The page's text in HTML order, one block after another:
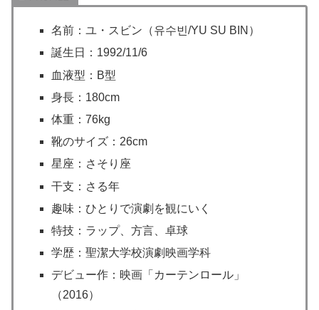
名前：ユ・スビン（유수빈/YU SU BIN）
誕生日：1992/11/6
血液型：B型
身長：180cm
体重：76kg
靴のサイズ：26cm
星座：さそり座
干支：さる年
趣味：ひとりで演劇を観にいく
特技：ラップ、方言、卓球
学歴：聖潔大学校演劇映画学科
デビュー作：映画「カーテンロール」
（2016）